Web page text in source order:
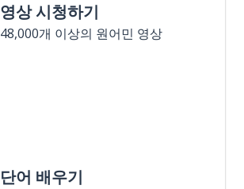
영상 시청하기
48,000개 이상의 원어민 영상
단어 배우기